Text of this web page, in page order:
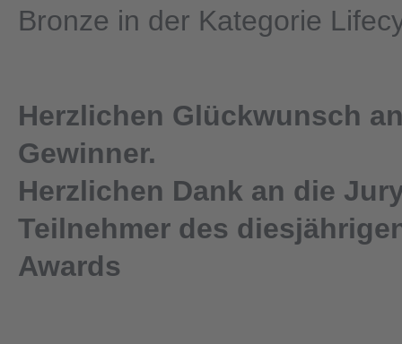
Bronze in der Kategorie
Herzlichen Glückwunsch
Gewinner.
Herzlichen Dank an die
Teilnehmer des
Awards